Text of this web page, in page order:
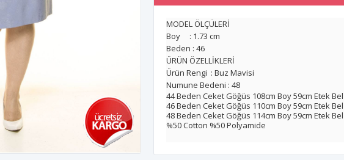
MODEL ÖLÇÜLERİ
Boy : 1.73 cm
Beden : 46
ÜRÜN ÖZELLİKLERİ
Ürün Rengi : Buz Mavisi
Numune Bedeni : 48
44 Beden Ceket Göğüs 108cm Boy 59cm Etek
46 Beden Ceket Göğüs 110cm Boy 59cm Etek
48 Beden Ceket Göğüs 114cm Boy 59cm Etek
%50 Cotton %50 Polyamide